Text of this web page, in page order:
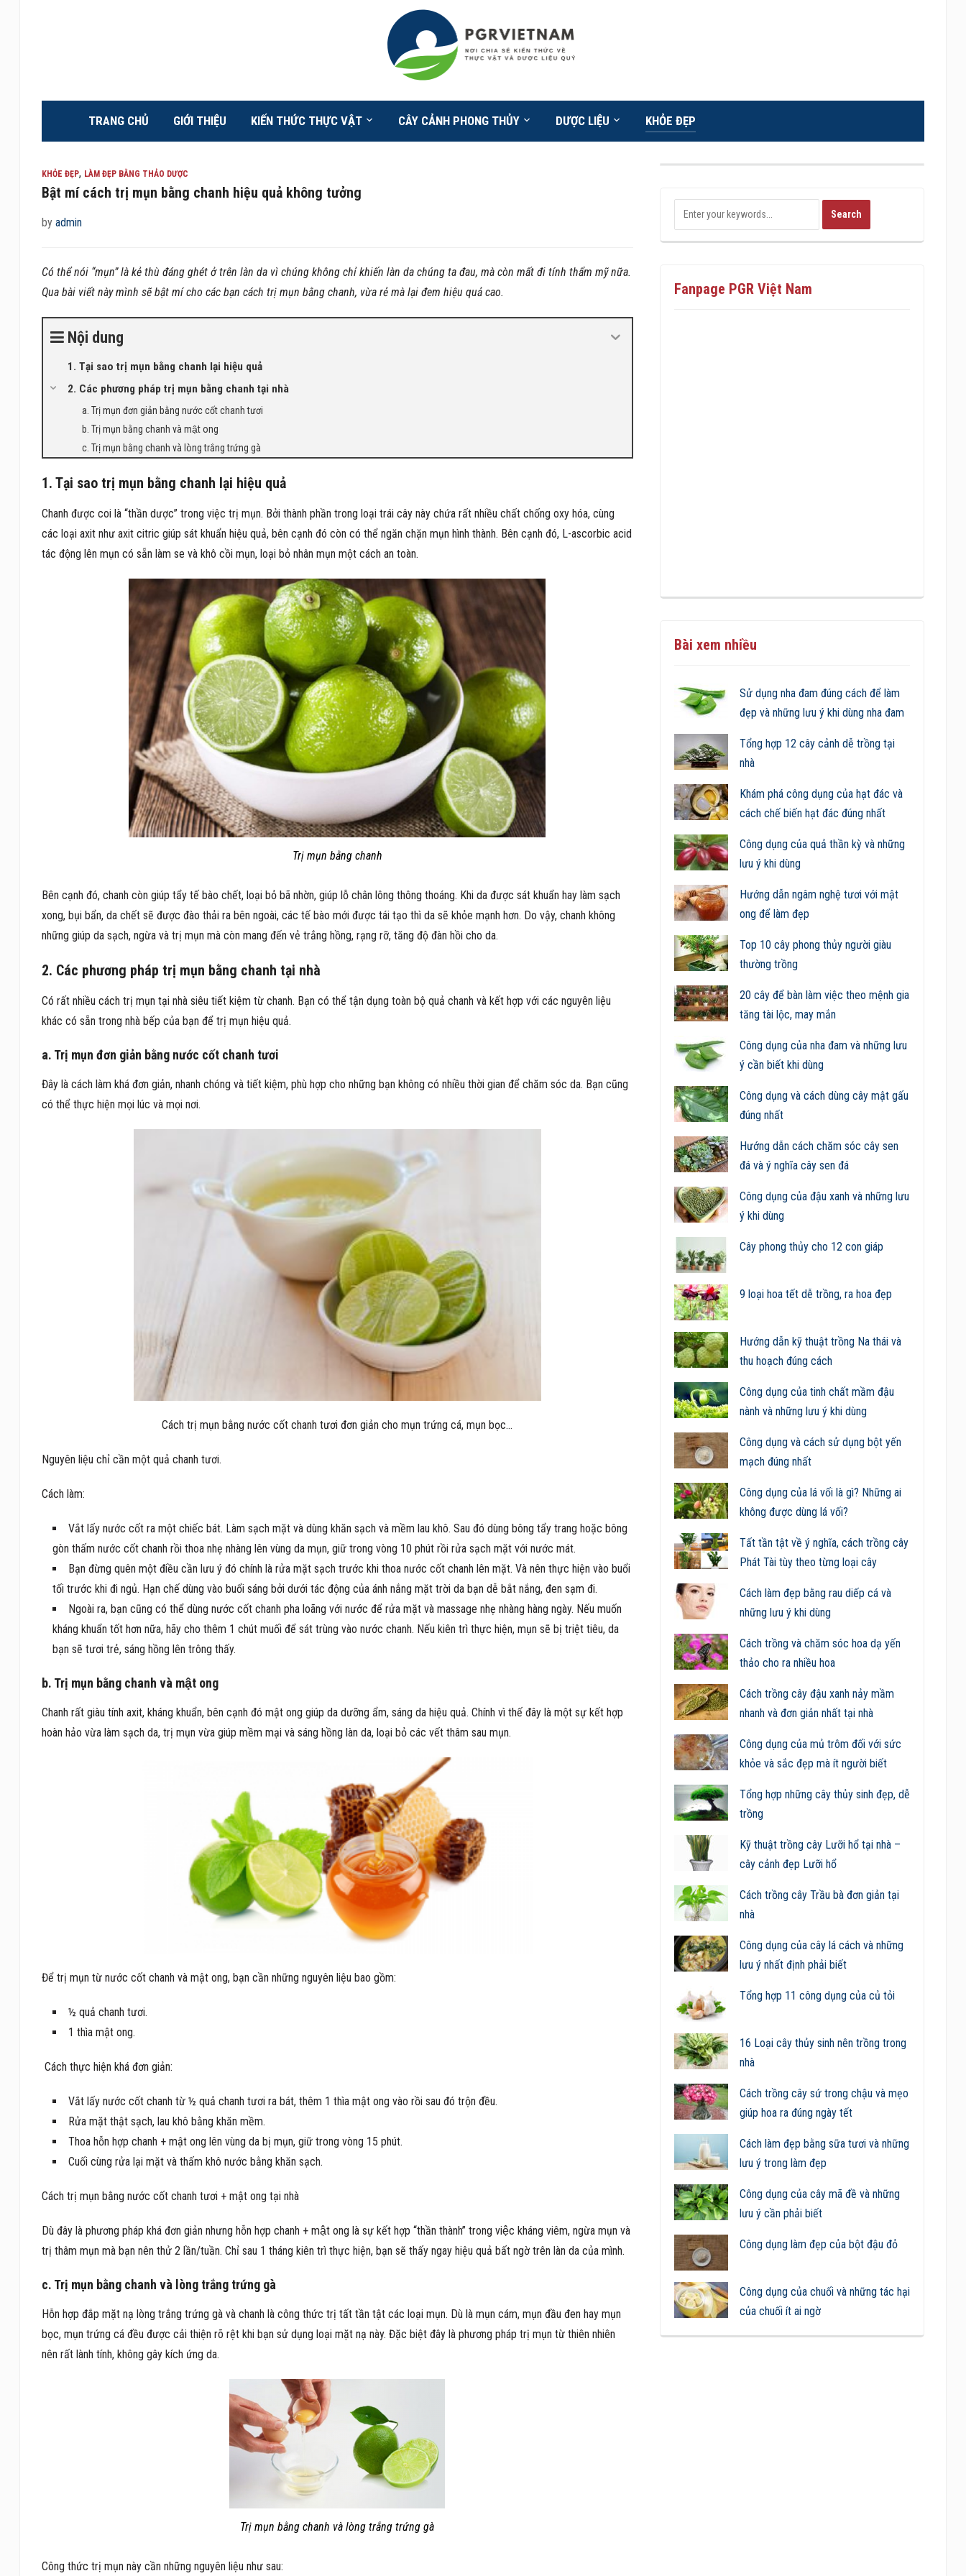
TRANG CHỦ GIỚI THIỆU KIẾN THỨC THỰC VẬT CÂY CẢNH PHONG THỦY DƯỢC LIỆU KHỎE ĐẸP
KHỎE ĐẸP, LÀM ĐẸP BẰNG THẢO DƯỢC
Bật mí cách trị mụn bằng chanh hiệu quả không tưởng
by admin
Có thể nói “mụn” là kẻ thù đáng ghét ở trên làn da vì chúng không chỉ khiến làn da chúng ta đau, mà còn mất đi tính thẩm mỹ nữa.
Qua bài viết này mình sẽ bật mí cho các bạn cách trị mụn bằng chanh, vừa rẻ mà lại đem hiệu quả cao.
Nội dung
1. Tại sao trị mụn bằng chanh lại hiệu quả
2. Các phương pháp trị mụn bằng chanh tại nhà
a. Trị mụn đơn giản bằng nước cốt chanh tươi
b. Trị mụn bằng chanh và mật ong
c. Trị mụn bằng chanh và lòng trắng trứng gà
1. Tại sao trị mụn bằng chanh lại hiệu quả
Chanh được coi là “thần dược” trong việc trị mụn. Bởi thành phần trong loại trái cây này chứa rất nhiều chất chống oxy hóa, cùng
các loại axit như axit citric giúp sát khuẩn hiệu quả, bên cạnh đó còn có thể ngăn chặn mụn hình thành. Bên cạnh đó, L-ascorbic acid
tác động lên mụn có sẵn làm se và khô cồi mụn, loại bỏ nhân mụn một cách an toàn.
Trị mụn bằng chanh
Bên cạnh đó, chanh còn giúp tẩy tế bào chết, loại bỏ bã nhờn, giúp lỗ chân lông thông thoáng. Khi da được sát khuẩn hay làm sạch
xong, bụi bẩn, da chết sẽ được đào thải ra bên ngoài, các tế bào mới được tái tạo thì da sẽ khỏe mạnh hơn. Do vậy, chanh không
những giúp da sạch, ngừa và trị mụn mà còn mang đến vẻ trắng hồng, rạng rỡ, tăng độ đàn hồi cho da.
2. Các phương pháp trị mụn bằng chanh tại nhà
Có rất nhiều cách trị mụn tại nhà siêu tiết kiệm từ chanh. Bạn có thể tận dụng toàn bộ quả chanh và kết hợp với các nguyên liệu
khác có sẵn trong nhà bếp của bạn để trị mụn hiệu quả.
a. Trị mụn đơn giản bằng nước cốt chanh tươi
Đây là cách làm khá đơn giản, nhanh chóng và tiết kiệm, phù hợp cho những bạn không có nhiều thời gian để chăm sóc da. Bạn cũng
có thể thực hiện mọi lúc và mọi nơi.
Cách trị mụn bằng nước cốt chanh tươi đơn giản cho mụn trứng cá, mụn bọc…
Nguyên liệu chỉ cần một quả chanh tươi.
Cách làm:
Vắt lấy nước cốt ra một chiếc bát. Làm sạch mặt và dùng khăn sạch và mềm lau khô. Sau đó dùng bông tẩy trang hoặc bông
gòn thấm nước cốt chanh rồi thoa nhẹ nhàng lên vùng da mụn, giữ trong vòng 10 phút rồi rửa sạch mặt với nước mát.
Bạn đừng quên một điều cần lưu ý đó chính là rửa mặt sạch trước khi thoa nước cốt chanh lên mặt. Và nên thực hiện vào buổi
tối trước khi đi ngủ. Hạn chế dùng vào buổi sáng bởi dưới tác động của ánh nắng mặt trời da bạn dễ bắt nắng, đen sạm đi.
Ngoài ra, bạn cũng có thể dùng nước cốt chanh pha loãng với nước để rửa mặt và massage nhẹ nhàng hàng ngày. Nếu muốn
kháng khuẩn tốt hơn nữa, hãy cho thêm 1 chút muối để sát trùng vào nước chanh. Nếu kiên trì thực hiện, mụn sẽ bị triệt tiêu, da
bạn sẽ tươi trẻ, sáng hồng lên trông thấy.
b. Trị mụn bằng chanh và mật ong
Chanh rất giàu tính axit, kháng khuẩn, bên cạnh đó mật ong giúp da dưỡng ẩm, sáng da hiệu quả. Chính vì thế đây là một sự kết hợp
hoàn hảo vừa làm sạch da, trị mụn vừa giúp mềm mại và sáng hồng làn da, loại bỏ các vết thâm sau mụn.
Để trị mụn từ nước cốt chanh và mật ong, bạn cần những nguyên liệu bao gồm:
½ quả chanh tươi.
1 thìa mật ong.
Cách thực hiện khá đơn giản:
Vắt lấy nước cốt chanh từ ½ quả chanh tươi ra bát, thêm 1 thìa mật ong vào rồi sau đó trộn đều.
Rửa mặt thật sạch, lau khô bằng khăn mềm.
Thoa hỗn hợp chanh + mật ong lên vùng da bị mụn, giữ trong vòng 15 phút.
Cuối cùng rửa lại mặt và thấm khô nước bằng khăn sạch.
Cách trị mụn bằng nước cốt chanh tươi + mật ong tại nhà
Dù đây là phương pháp khá đơn giản nhưng hỗn hợp chanh + mật ong là sự kết hợp “thần thành” trong việc kháng viêm, ngừa mụn và
trị thâm mụn mà bạn nên thử 2 lần/tuần. Chỉ sau 1 tháng kiên trì thực hiện, bạn sẽ thấy ngay hiệu quả bất ngờ trên làn da của mình.
c. Trị mụn bằng chanh và lòng trắng trứng gà
Hỗn hợp đắp mặt nạ lòng trắng trứng gà và chanh là công thức trị tất tần tật các loại mụn. Dù là mụn cám, mụn đầu đen hay mụn
bọc, mụn trứng cá đều được cải thiện rõ rệt khi bạn sử dụng loại mặt nạ này. Đặc biệt đây là phương pháp trị mụn từ thiên nhiên
nên rất lành tính, không gây kích ứng da.
Trị mụn bằng chanh và lòng trắng trứng gà
Công thức trị mụn này cần những nguyên liệu như sau:
Fanpage PGR Việt Nam
Bài xem nhiều
Sử dụng nha đam đúng cách để làm
đẹp và những lưu ý khi dùng nha đam
Tổng hợp 12 cây cảnh dễ trồng tại
nhà
Khám phá công dụng của hạt đác và
cách chế biến hạt đác đúng nhất
Công dụng của quả thần kỳ và những
lưu ý khi dùng
Hướng dẫn ngâm nghệ tươi với mật
ong để làm đẹp
Top 10 cây phong thủy người giàu
thường trồng
20 cây để bàn làm việc theo mệnh gia
tăng tài lộc, may mắn
Công dụng của nha đam và những lưu
ý cần biết khi dùng
Công dụng và cách dùng cây mật gấu
đúng nhất
Hướng dẫn cách chăm sóc cây sen
đá và ý nghĩa cây sen đá
Công dụng của đậu xanh và những lưu
ý khi dùng
Cây phong thủy cho 12 con giáp
9 loại hoa tết dễ trồng, ra hoa đẹp
Hướng dẫn kỹ thuật trồng Na thái và
thu hoạch đúng cách
Công dụng của tinh chất mầm đậu
nành và những lưu ý khi dùng
Công dụng và cách sử dụng bột yến
mạch đúng nhất
Công dụng của lá vối là gì? Những ai
không được dùng lá vối?
Tất tần tật về ý nghĩa, cách trồng cây
Phát Tài tùy theo từng loại cây
Cách làm đẹp bằng rau diếp cá và
những lưu ý khi dùng
Cách trồng và chăm sóc hoa dạ yến
thảo cho ra nhiều hoa
Cách trồng cây đậu xanh nảy mầm
nhanh và đơn giản nhất tại nhà
Công dụng của mủ trôm đối với sức
khỏe và sắc đẹp mà ít người biết
Tổng hợp những cây thủy sinh đẹp, dễ
trồng
Kỹ thuật trồng cây Lưỡi hổ tại nhà –
cây cảnh đẹp Lưỡi hổ
Cách trồng cây Trầu bà đơn giản tại
nhà
Công dụng của cây lá cách và những
lưu ý nhất định phải biết
Tổng hợp 11 công dụng của củ tỏi
16 Loại cây thủy sinh nên trồng trong
nhà
Cách trồng cây sứ trong chậu và mẹo
giúp hoa ra đúng ngày tết
Cách làm đẹp bằng sữa tươi và những
lưu ý trong làm đẹp
Công dụng của cây mã đề và những
lưu ý cần phải biết
Công dụng làm đẹp của bột đậu đỏ
Công dụng của chuối và những tác hại
của chuối ít ai ngờ